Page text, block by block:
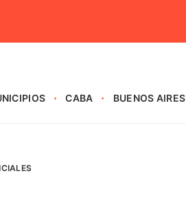
CABA BUENOS AIRES